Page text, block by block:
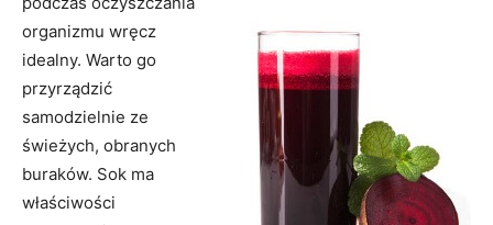
organizmu wręcz
idealny. Warto go
przyrządzić
samodzielnie ze
świeżych, obranych
buraków. Sok ma
właściwości